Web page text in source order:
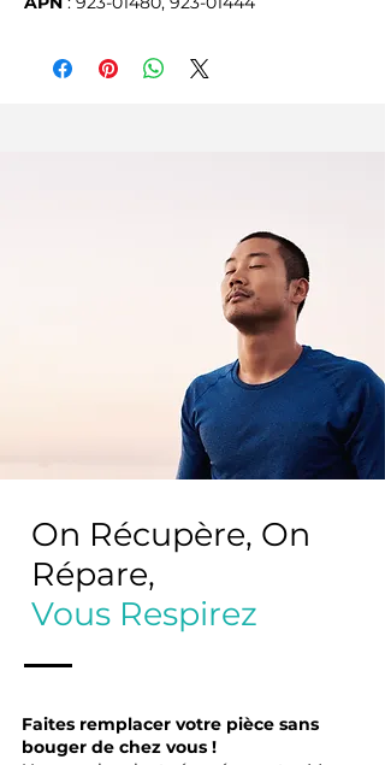
On Récupère, On
Répare,
Vous Respirez
Faites remplacer votre pièce sans
bouger de chez vous !